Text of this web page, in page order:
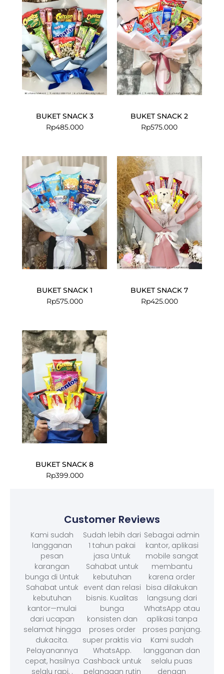
BUKET SNACK 3
Rp485.000
BUKET SNACK 2
Rp575.000
BUKET SNACK 1
Rp575.000
BUKET SNACK 7
Rp425.000
BUKET SNACK 8
Rp399.000
Customer Reviews
Kami sudah
langganan
pesan
karangan
bunga di Untuk
Sahabat untuk
kebutuhan
kantor—mulai
dari ucapan
selamat hingga
dukacita.
Pelayanannya
cepat, hasilnya
selalu rapi, .
Sudah lebih dari
1 tahun pakai
jasa Untuk
Sahabat untuk
kebutuhan
event dan relasi
bisnis. Kualitas
bunga
konsisten dan
proses order
super praktis via
WhatsApp.
Cashback untuk
pelanggan rutin
Sebagai admin
kantor, aplikasi
mobile sangat
membantu
karena order
bisa dilakukan
langsung dari
WhatsApp atau
aplikasi tanpa
proses panjang.
Kami sudah
langganan dan
selalu puas
dengan